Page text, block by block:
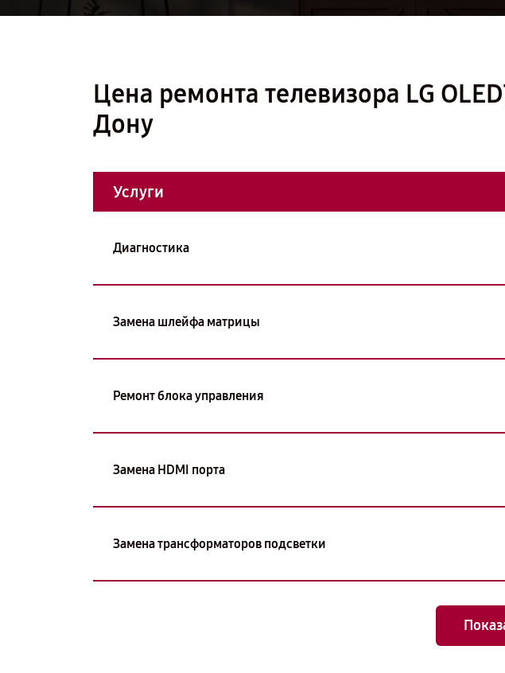
Цена ремонта телевизора LG
Дону
Услуги
Диагностика
Замена шлейфа матрицы
Ремонт блока управления
Замена HDMI порта
Замена трансформаторов подсветки